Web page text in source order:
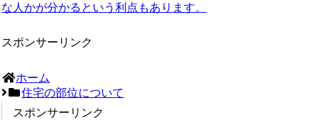
な人かが分かるという利点もあります。
スポンサーリンク
ホーム
住宅の部位について
スポンサーリンク